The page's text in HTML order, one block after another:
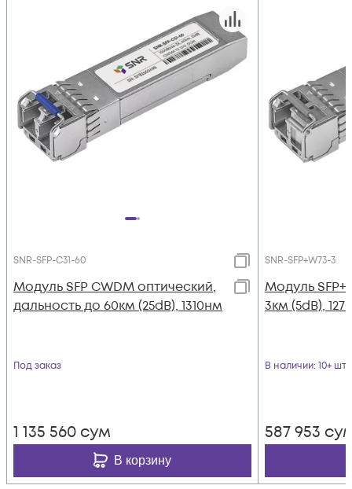
SNR-SFP-C31-60
Модуль SFP CWDM оптический,
дальность до 60км (25dB), 1310нм
Под заказ
1 135 560 сум
В корзину
SNR-SFP+W73-3
Модуль SFP+
3км (5dB),
В наличии: 10+ шт
587 953